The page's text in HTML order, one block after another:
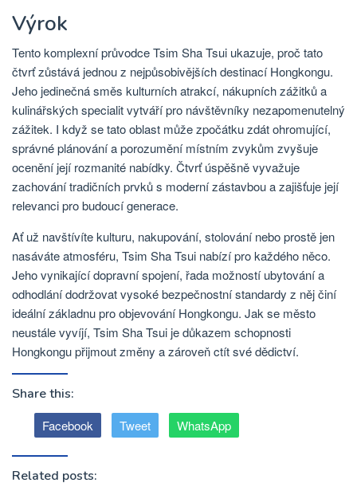
Výrok
Tento komplexní průvodce Tsim Sha Tsui ukazuje, proč tato
čtvrť zůstává jednou z nejpůsobivějších destinací Hongkongu.
Jeho jedinečná směs kulturních atrakcí, nákupních zážitků a
kulinářských specialit vytváří pro návštěvníky nezapomenutelný
zážitek. I když se tato oblast může zpočátku zdát ohromující,
správné plánování a porozumění místním zvykům zvyšuje
ocenění její rozmanité nabídky. Čtvrť úspěšně vyvažuje
zachování tradičních prvků s moderní zástavbou a zajišťuje její
relevanci pro budoucí generace.
Ať už navštívíte kulturu, nakupování, stolování nebo prostě jen
nasáváte atmosféru, Tsim Sha Tsui nabízí pro každého něco.
Jeho vynikající dopravní spojení, řada možností ubytování a
odhodlání dodržovat vysoké bezpečnostní standardy z něj činí
ideální základnu pro objevování Hongkongu. Jak se město
neustále vyvíjí, Tsim Sha Tsui je důkazem schopnosti
Hongkongu přijmout změny a zároveň ctít své dědictví.
Share this:
Facebook Tweet WhatsApp
Related posts: